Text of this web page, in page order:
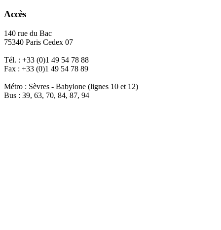
Accès
140 rue du Bac
75340 Paris Cedex 07
Tél. : +33 (0)1 49 54 78 88
Fax : +33 (0)1 49 54 78 89
Métro : Sèvres - Babylone (lignes 10 et 12)
Bus : 39, 63, 70, 84, 87, 94